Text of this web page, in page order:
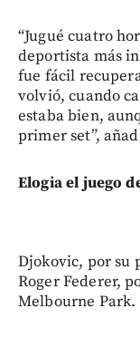
“Jugué cuatro
deportista más
fue fácil
volvió, cuando
estaba bien,
primer set”,
Elogia el juego
Djokovic, por su
Roger Federer,
Melbourne Park.